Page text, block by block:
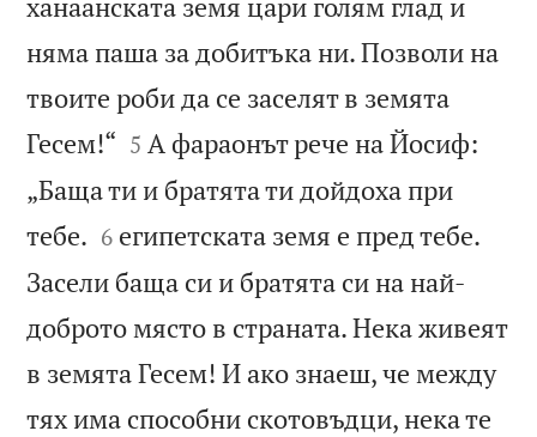
няма паша за добитъка ни. Позволи на
твоите роби да се заселят в земята
Гесем!“ 

5 А фараонът рече на Йосиф:
„Баща ти и братята ти дойдоха при
тебе. 

6 египетската земя е пред тебе.
Засели баща си и братята си на най-
доброто място в страната. Нека живеят
в земята Гесем! И ако знаеш, че между
тях има способни скотовъдци, нека те